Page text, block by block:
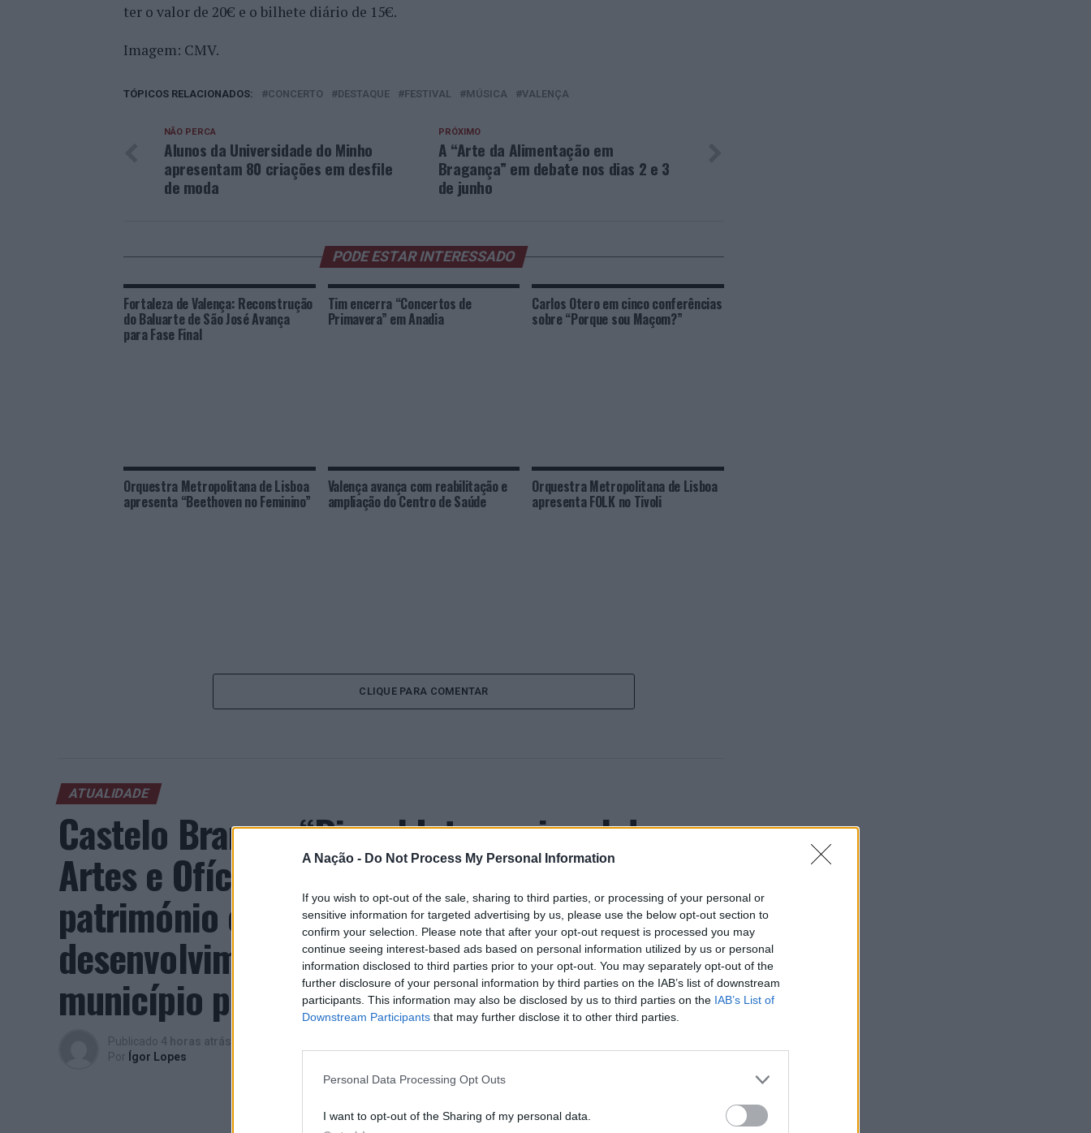
A Nação - Do Not Process My Personal Information
If you wish to opt-out of the sale, sharing to third parties, or processing of your personal or
sensitive information for targeted advertising by us, please use the below opt-out section to
confirm your selection. Please note that after your opt-out request is processed you may
continue seeing interest-based ads based on personal information utilized by us or personal
information disclosed to third parties prior to your opt-out. You may separately opt-out of the
further disclosure of your personal information by third parties on the IAB’s list of downstream
participants. This information may also be disclosed by us to third parties on the IAB’s List of
Downstream Participants that may further disclose it to other third parties.
Personal Data Processing Opt Outs
I want to opt-out of the Sharing of my personal data.
ter o valor de 20€ e o bilhete diário de 15€.
Imagem: CMV.
TÓPICOS RELACIONADOS: CONCERTO DESTAQUE FESTIVAL MÚSICA VALENÇA
PRÓXIMO
A “Arte da Alimentação em
Bragança” em debate nos dias 2 e 3
de junho
NÃO PERCA
Alunos da Universidade do Minho
apresentam 80 criações em desfile
de moda
PODE ESTAR INTERESSADO
Fortaleza de Valença: Reconstrução
do Baluarte de São José Avança
para Fase Final
Tim encerra “Concertos de
Primavera” em Anadia
Carlos Otero em cinco conferências
sobre “Porque sou Maçom?”
Orquestra Metropolitana de Lisboa
apresenta “Beethoven no Feminino”
Valença avança com reabilitação e
ampliação do Centro de Saúde
Orquestra Metropolitana de Lisboa
apresenta FOLK no Tivoli
CLIQUE PARA COMENTAR
ATUALIDADE
Castelo Branco: “Bienal Internacional de
Artes e Ofícios” promete afirmar artesanato,
património e inovação como “motores de
desenvolvimento económico e cultural” do
município português
Publicado 4 horas atrás
Por Ígor Lopes